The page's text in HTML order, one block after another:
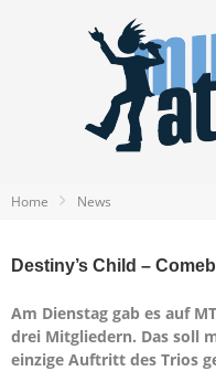
Home News
Destiny’s Child –
Am Dienstag gab es auf
drei Mitgliedern. Das soll
einzige Auftritt des Trios